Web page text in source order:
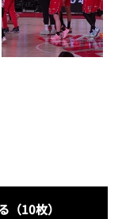
（10枚）